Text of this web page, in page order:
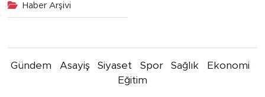
Haber Arşivi
Gündem Asayiş Siyaset Spor Sağlık
Ekonomi
Eğitim